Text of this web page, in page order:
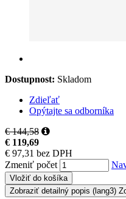
Dostupnost: Skladom
Zdieľať
Opýtajte sa odborníka
€ 144,58
€ 119,69
€ 97,31 bez DPH
Zmeniť počet
Vložiť do košíka
Zobraziť detailný popis (lang3)